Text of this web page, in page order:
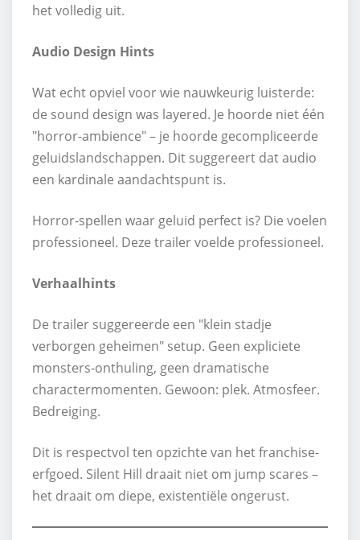
het volledig uit.
Audio Design Hints
Wat echt opviel voor wie nauwkeurig luisterde:
de sound design was layered. Je hoorde niet één
"horror-ambience" – je hoorde gecompliceerde
geluidslandschappen. Dit suggereert dat audio
een kardinale aandachtspunt is.
Horror-spellen waar geluid perfect is? Die voelen
professioneel. Deze trailer voelde professioneel.
Verhaalhints
De trailer suggereerde een "klein stadje
verborgen geheimen" setup. Geen expliciete
monsters-onthuling, geen dramatische
charactermomenten. Gewoon: plek. Atmosfeer.
Bedreiging.
Dit is respectvol ten opzichte van het franchise-
erfgoed. Silent Hill draait niet om jump scares –
het draait om diepe, existentiële ongerust.